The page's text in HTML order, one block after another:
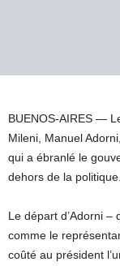
BUENOS-AIRES —
Mileni, Manuel
qui a ébranlé le
dehors de la politique.
Le départ d’Adorni –
comme le
coûté au président